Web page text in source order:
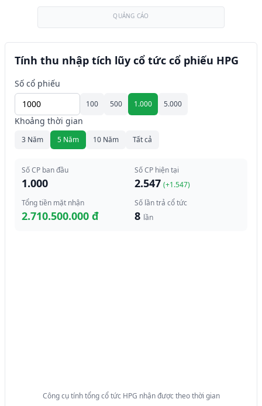
QUẢNG CÁO
Tính thu nhập tích lũy cổ tức cổ phiếu HPG
Số cổ phiếu
100 500 1.000 5.000
Khoảng thời gian
3 Năm 5 Năm 10 Năm Tất cả
Số CP ban đầu
1.000
Số CP hiện tại
2.547 (+1.547)
Tổng tiền mặt nhận
2.710.500.000 đ
Số lần trả cổ tức
8 lần
Công cụ tính tổng cổ tức HPG nhận được theo thời gian